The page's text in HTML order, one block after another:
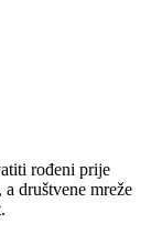
rođeni prije
društvene mreže